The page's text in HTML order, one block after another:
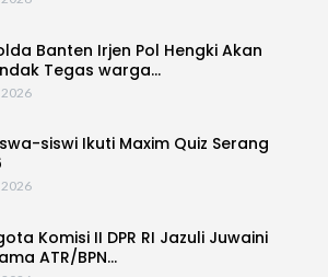
Banten Irjen Pol Hengki Akan
Tegas warga…
2026
siswi Ikuti Maxim Quiz Serang
2026
Komisi II DPR RI Jazuli Juwaini
ATR/BPN…